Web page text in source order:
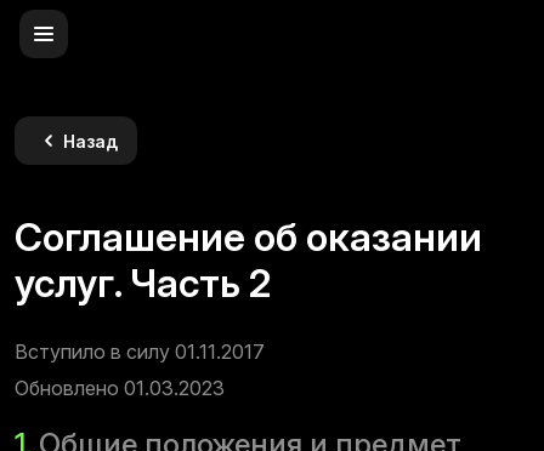
Назад
Соглашение об оказании
услуг. Часть 2
Вступило в силу 01.11.2017
Обновлено 01.03.2023